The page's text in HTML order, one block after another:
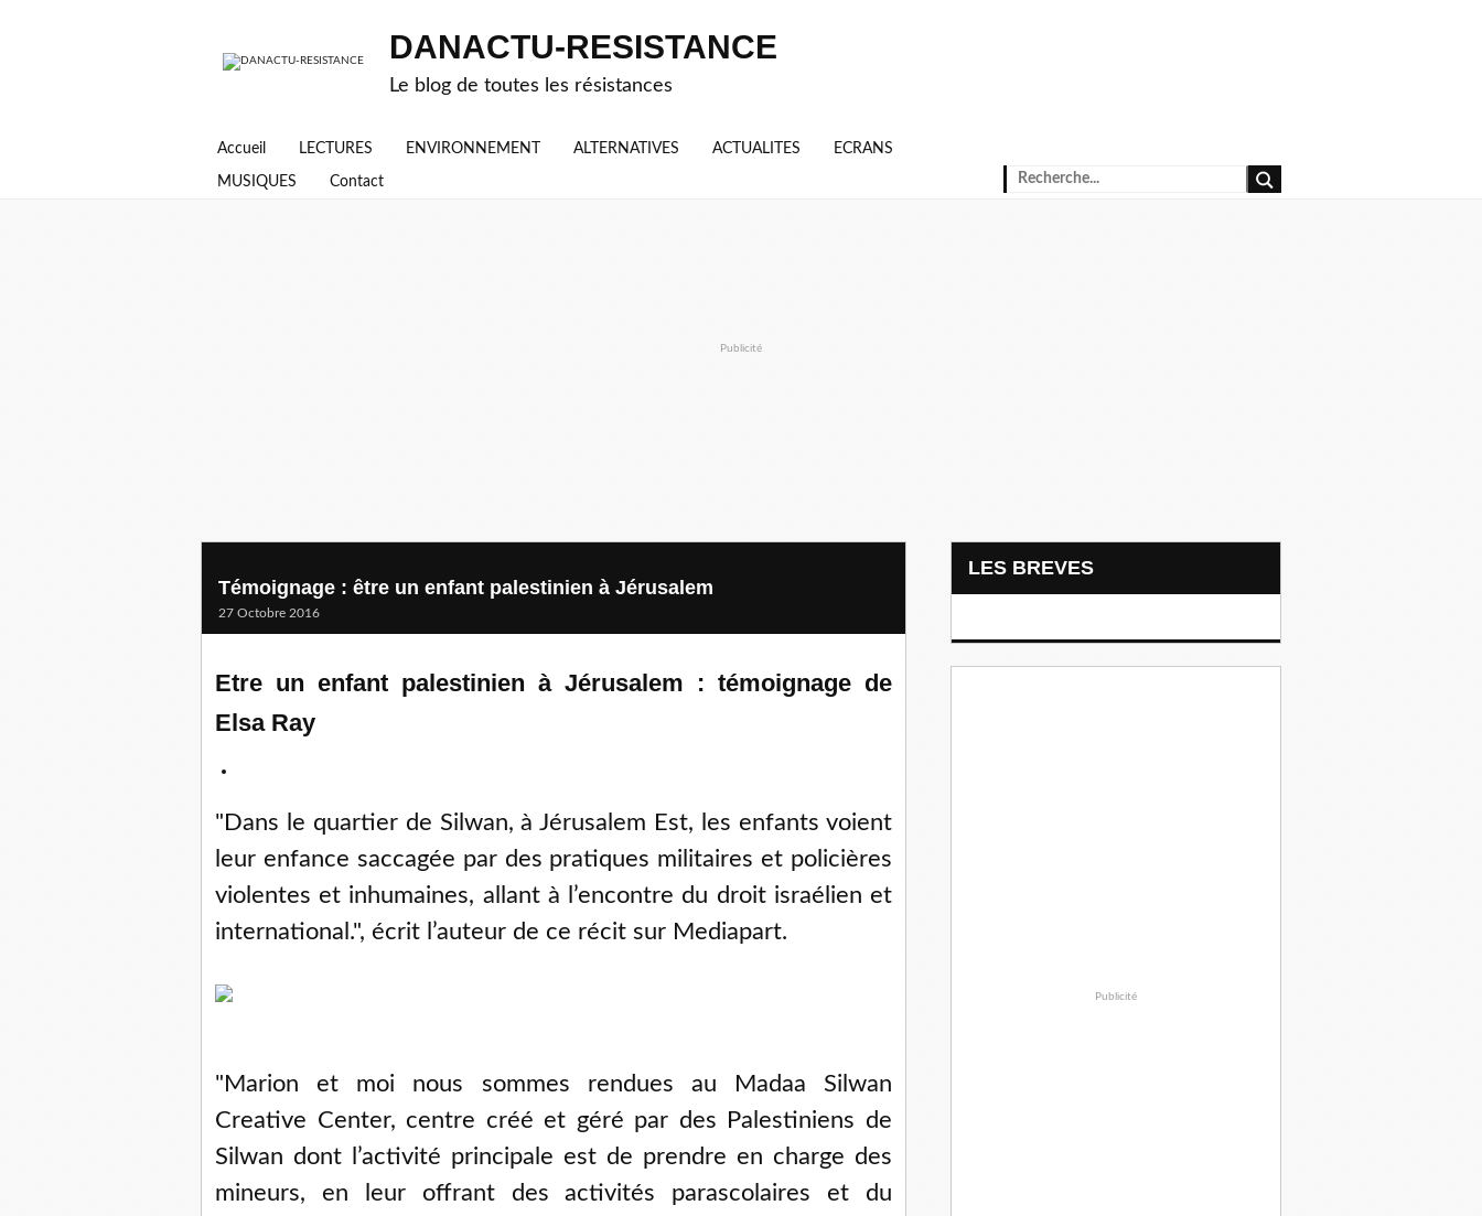
DANACTU-RESISTANCE
Le blog de toutes les résistances
Accueil LECTURES ENVIRONNEMENT ALTERNATIVES ACTUALITES ECRANS
MUSIQUES Contact
Publicité
Témoignage : être un enfant palestinien à Jérusalem
27 Octobre 2016
Etre un enfant palestinien à Jérusalem : témoignage de
Elsa Ray
"Dans le quartier de Silwan, à Jérusalem Est, les enfants voient
leur enfance saccagée par des pratiques militaires et policières
violentes et inhumaines, allant à l’encontre du droit israélien et
international.", écrit l’auteur de ce récit sur Mediapart.
"Marion et moi nous sommes rendues au Madaa Silwan
Creative Center, centre créé et géré par des Palestiniens de
Silwan dont l’activité principale est de prendre en charge des
mineurs, en leur offrant des activités parascolaires et du
LES BREVES
Publicité